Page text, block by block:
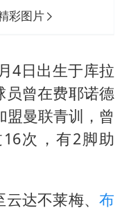
彩图片
4日出生于库拉
员曾在费耶诺德
盟曼联青训，曾
次，有2脚助
云达不莱梅、布